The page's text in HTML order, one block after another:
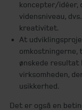
koncepter/idéer,
vidensniveau,
kreativitet.
At
omkostningerne,
ønskede resultat
virksomheden,
usikkerhed.
Det er også en